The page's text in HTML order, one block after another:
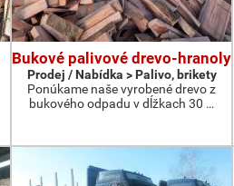
Bukové palivové drevo-hranoly
Prodej / Nabídka > Palivo, brikety
Ponúkame naše vyrobené drevo z
bukového odpadu v dĺžkach 30 …